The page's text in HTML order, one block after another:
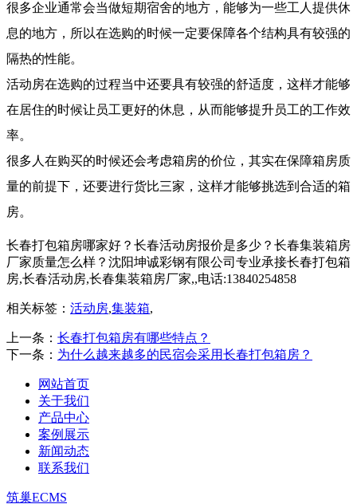
很多企业通常会当做短期宿舍的地方，能够为一些工人提供休
息的地方，所以在选购的时候一定要保障各个结构具有较强的
隔热的性能。
活动房在选购的过程当中还要具有较强的舒适度，这样才能够
在居住的时候让员工更好的休息，从而能够提升员工的工作效
率。
很多人在购买的时候还会考虑箱房的价位，其实在保障箱房质
量的前提下，还要进行货比三家，这样才能够挑选到合适的箱
房。
长春打包箱房哪家好？长春活动房报价是多少？长春集装箱房
厂家质量怎么样？沈阳坤诚彩钢有限公司专业承接长春打包箱
房,长春活动房,长春集装箱房厂家,,电话:13840254858
相关标签： 活动房,集装箱,
上一条： 长春打包箱房有哪些特点？
下一条： 为什么越来越多的民宿会采用长春打包箱房？
网站首页
关于我们
产品中心
案例展示
新闻动态
联系我们
筑巢ECMS